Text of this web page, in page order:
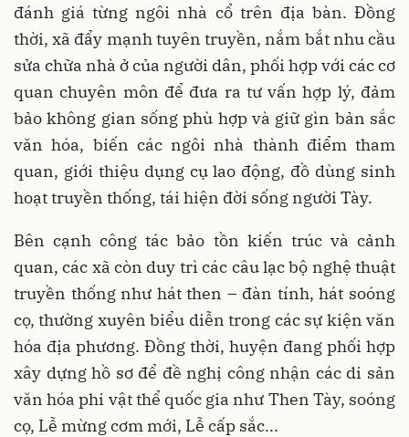
đánh giá từng ngôi nhà cổ trên địa bàn. Đồng
thời, xã đẩy mạnh tuyên truyền, nắm bắt nhu cầu
sửa chữa nhà ở của người dân, phối hợp với các cơ
quan chuyên môn để đưa ra tư vấn hợp lý, đảm
bảo không gian sống phù hợp và giữ gìn bản sắc
văn hóa, biến các ngôi nhà thành điểm tham
quan, giới thiệu dụng cụ lao động, đồ dùng sinh
hoạt truyền thống, tái hiện đời sống người Tày.
Bên cạnh công tác bảo tồn kiến trúc và cảnh
quan, các xã còn duy trì các câu lạc bộ nghệ thuật
truyền thống như hát then – đàn tính, hát soóng
cọ, thường xuyên biểu diễn trong các sự kiện văn
hóa địa phương. Đồng thời, huyện đang phối hợp
xây dựng hồ sơ để đề nghị công nhận các di sản
văn hóa phi vật thể quốc gia như Then Tày, soóng
cọ, Lễ mừng cơm mới, Lễ cấp sắc...